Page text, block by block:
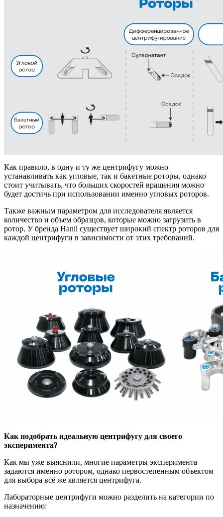
Как правило, в одну и ту же центрифугу можно
устанавливать как угловые, так и бакетные роторы, однако
стоит учитывать, что больших скоростей вращения можно
будет достичь при использовании именно угловых роторов.
Также важным параметром для исследователя является
количество и объем образцов, которые можно загрузить в
ротор. У бренда Hanil существует широкий спектр роторов для
каждой центрифуги в зависимости от этих требований.
Как подобрать идеальную центрифугу для своего
эксперимента?
Как мы уже выяснили, многие параметры эксперимента
задаются именно ротором, однако первостепенным объектом
для выбора всё же является центрифуга.
Лабораторные центрифуги можно разделить на категории по
назначению: